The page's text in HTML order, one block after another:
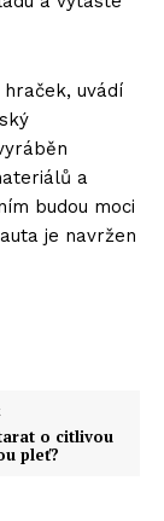
hraček, uvádí
a
budou moci
je navržen
o citlivou
pleť?